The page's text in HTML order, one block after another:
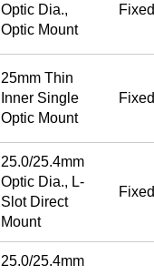
Optic Dia.,
Optic Mount
Fixed
25mm Thin
Inner Single
Optic Mount
Fixed
25.0/25.4mm
Optic Dia., L-
Slot Direct
Mount
Fixed
25.0/25.4mm